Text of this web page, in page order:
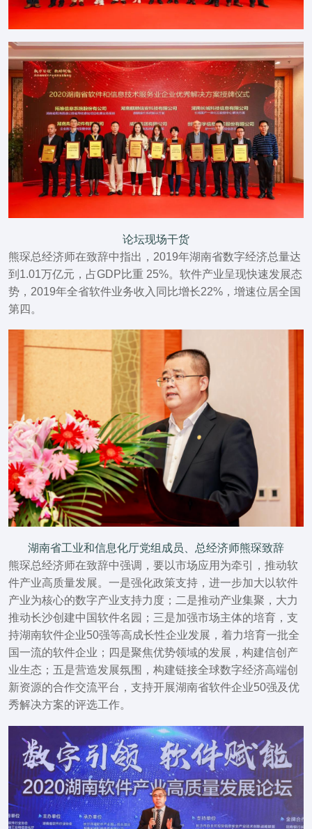
论坛现场干货
熊琛总经济师在致辞中指出，2019年湖南省数字经济总量达
到1.01万亿元，占GDP比重 25%。软件产业呈现快速发展态
势，2019年全省软件业务收入同比增长22%，增速位居全国
第四。
湖南省工业和信息化厅党组成员、总经济师熊琛致辞
熊琛总经济师在致辞中强调，要以市场应用为牵引，推动软
件产业高质量发展。一是强化政策支持，进一步加大以软件
产业为核心的数字产业支持力度；二是推动产业集聚，大力
推动长沙创建中国软件名园；三是加强市场主体的培育，支
持湖南软件企业50强等高成长性企业发展，着力培育一批全
国一流的软件企业；四是聚焦优势领域的发展，构建信创产
业生态；五是营造发展氛围，构建链接全球数字经济高端创
新资源的合作交流平台，支持开展湖南省软件企业50强及优
秀解决方案的评选工作。